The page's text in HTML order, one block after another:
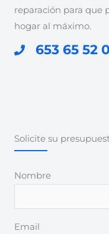
reparación para que
hogar al máximo.
653 65 52
Solicite su
Nombre
Email